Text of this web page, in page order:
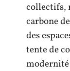
collectifs,
carbone
des
tente de
modernité